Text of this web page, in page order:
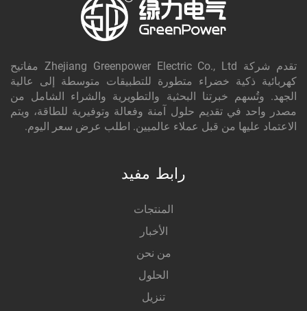
تقدم شركة Zhejiang Greenpower Electric Co., Ltd مفاتيح
كهربائية ذكية خضراء متطورة للتطبيقات متوسطة إلى عالية
الجهد. وتُسهم خبرتنا البحثية والتطويرية والشراء الشامل من
مصدر واحد في تقديم حلول آمنة وفعالة وتوفيرية للطاقة، ويتم
الاعتماد عليها من قبل عملاء عالميين. اطلب عرض سعر اليوم.
رابط مفيد
المنتجات
الأخبار
من نحن
الحلول
تنزيل